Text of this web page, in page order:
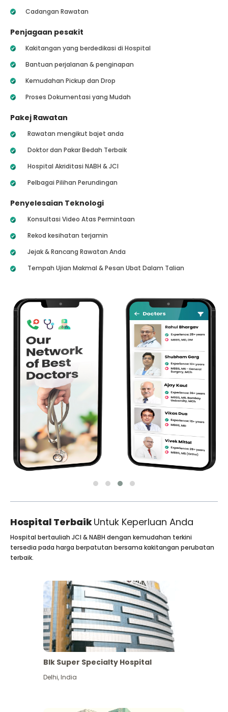
Cadangan Rawatan
Penjagaan pesakit
Kakitangan yang berdedikasi di Hospital
Bantuan perjalanan & penginapan
Kemudahan Pickup dan Drop
Proses Dokumentasi yang Mudah
Pakej Rawatan
Rawatan mengikut bajet anda
Doktor dan Pakar Bedah Terbaik
Hospital Akriditasi NABH & JCI
Pelbagai Pilihan Perundingan
Penyelesaian Teknologi
Konsultasi Video Atas Permintaan
Rekod kesihatan terjamin
Jejak & Rancang Rawatan Anda
Tempah Ujian Makmal & Pesan Ubat Dalam Talian
Hospital TerbaikUntuk Keperluan Anda
Hospital bertauliah JCI & NABH dengan kemudahan terkini
tersedia pada harga berpatutan bersama kakitangan perubatan
terbaik.
Blk Super Specialty Hospital
Delhi,India